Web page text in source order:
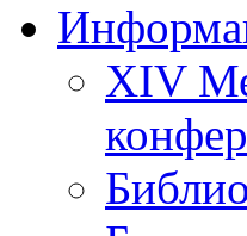
XIV